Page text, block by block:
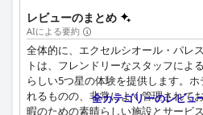
式、パーティーを主催します。 ホテ
時と夕食時にオープンするエデン·ロ
あります。
レビューのまとめ
AIによる要約
全体的に、エクセルシオール・パレ
トは、フレンドリーなスタッフによ
らしい5つ星の体験を提供します。
れるものの、非常によく管理されて
暇のための素晴らしい施設とサービ
全カテゴリーのレビュ